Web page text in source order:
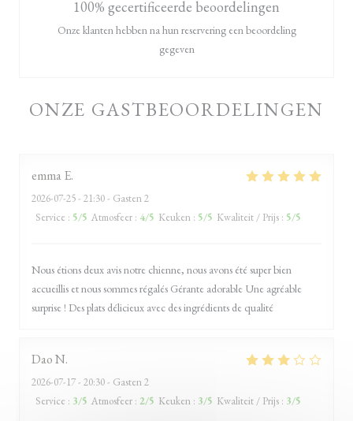
ONZE GASTBEOORDELINGEN
emmaE
2026-07-25- 21:30 - Gasten 2
Service : 5/5 Atmosfeer : 4/5 Keuken : 5/5 Kwaliteit / Prijs : 5/5
Nous étions deux avis notre chienne, nous avons été super bien
accueillis et nous sommes régalés Gérante adorable Une agréable
surprise ! Des plats délicieux avec des ingrédients de qualité
DaoN
2026-07-17- 20:30 - Gasten 2
Service : 3/5 Atmosfeer : 2/5 Keuken : 3/5 Kwaliteit / Prijs : 3/5
100% gecertificeerde beoordelingen
Onze klanten hebben na hun reservering een beoordeling
gegeven